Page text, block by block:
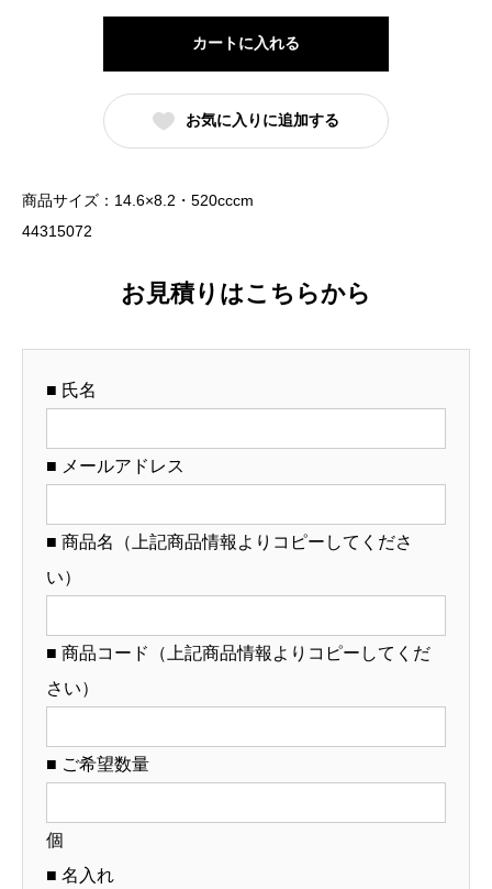
黒
御
影
応・
ど
ん
ぶ
作）
79-
カートに入れる
お気に入りに追加する
商品サイズ：14.6×8.2・520cccm
44315072
お見積りはこちらから
■ 氏名
■ メールアドレス
■ 商品名（上記商品情報よりコピーしてくださ
い）
■ 商品コード（上記商品情報よりコピーしてくだ
さい）
■ ご希望数量
個
■ 名入れ